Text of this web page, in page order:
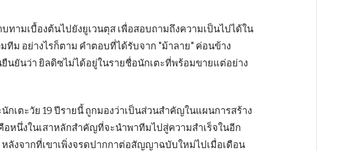
ทามเบื้องต้นไปยังยูเวนตุส เพื่อสอบถามถึงความเป็นไปได้ใน
ม อย่างไรก็ตาม คำตอบที่ได้รับจาก "ม้าลาย" ค่อนข้าง
ยันว่า ยิลดิซไม่ได้อยู่ในรายชื่อนักเตะที่พร้อมขายแต่อย่าง
กเตะวัย 19 ปีรายนี้ ถูกมองว่าเป็นส่วนสำคัญในแผนการสร้าง
หนึ่งในเสาหลักสำคัญที่จะนำพาทีมไปสู่ความสำเร็จในอีก
ลังจากที่เขาเพิ่งจรดปากกาต่อสัญญาฉบับใหม่ไปเมื่อเดือน